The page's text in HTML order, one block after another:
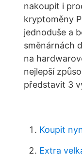
nakoupit i
kryptoměny
jednoduše a
směnárnách
na
nejlepší
představit 3
Koupit
Extra